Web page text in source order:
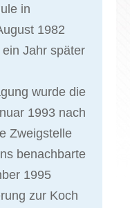
in
1982
Jahr später
wurde die
1993 nach
Zweigstelle
benachbarte
1995
zur Koch